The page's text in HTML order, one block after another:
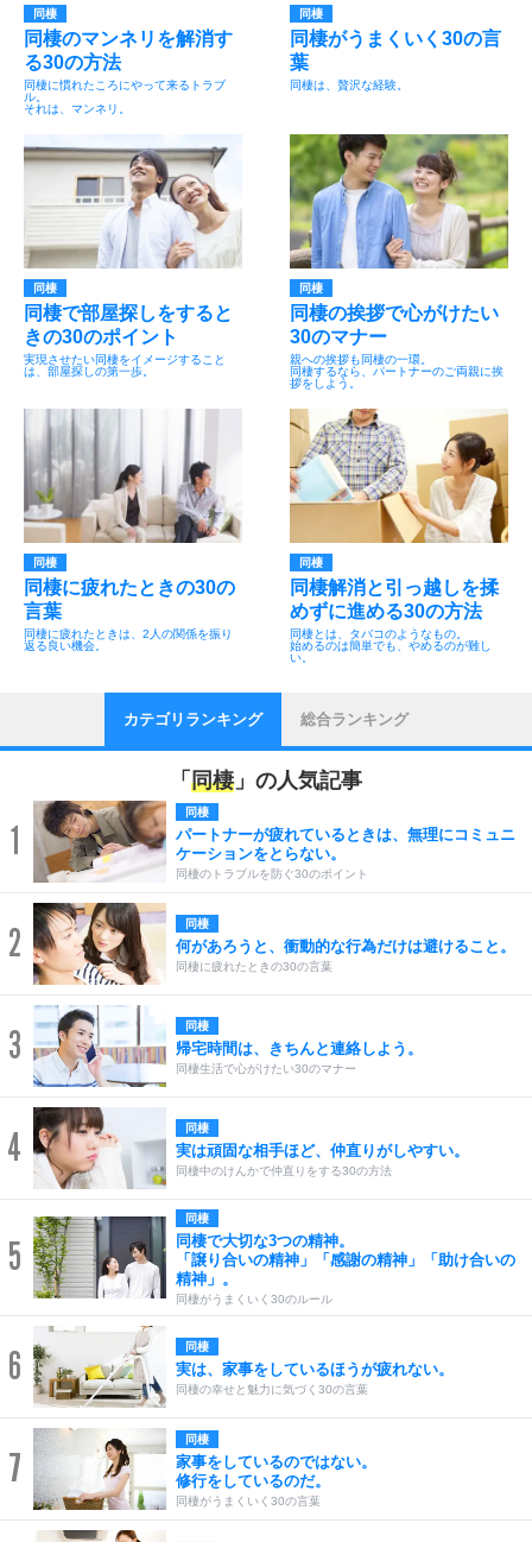
同棲
同棲のマンネリを解消す
る30の方法
同棲に慣れたころにやって来るトラブ
ル。
それは、マンネリ。
同棲
同棲がうまくいく30の言
葉
同棲は、贅沢な経験。
同棲
同棲で部屋探しをすると
きの30のポイント
実現させたい同棲をイメージすること
は、部屋探しの第一歩。
同棲
同棲の挨拶で心がけたい
30のマナー
親への挨拶も同棲の一環。
同棲するなら、パートナーのご両親に挨
拶をしよう。
同棲
同棲に疲れたときの30の
言葉
同棲に疲れたときは、2人の関係を振り
返る良い機会。
同棲
同棲解消と引っ越しを揉
めずに進める30の方法
同棲とは、タバコのようなもの。
始めるのは簡単でも、やめるのが難し
い。
カテゴリランキング 総合ランキング
「 同棲」の人気記事
1
同棲
パートナーが疲れているときは、無理にコミュニ
ケーションをとらない。
同棲のトラブルを防ぐ30のポイント
2 同棲
何があろうと、衝動的な行為だけは避けること。
同棲に疲れたときの30の言葉
3 同棲
帰宅時間は、きちんと連絡しよう。
同棲生活で心がけたい30のマナー
4 同棲
実は頑固な相手ほど、仲直りがしやすい。
同棲中のけんかで仲直りをする30の方法
5
同棲
同棲で大切な3つの精神。
「譲り合いの精神」「感謝の精神」「助け合いの
精神」。
同棲がうまくいく30のルール
6 同棲
実は、家事をしているほうが疲れない。
同棲の幸せと魅力に気づく30の言葉
7
同棲
家事をしているのではない。
修行をしているのだ。
同棲がうまくいく30の言葉